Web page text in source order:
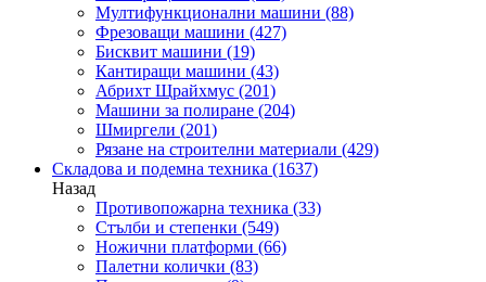
Мултифункционални машини (88)
Фрезоващи машини (427)
Бисквит машини (19)
Кантиращи машини (43)
Абрихт Щрайхмус (201)
Машини за полиране (204)
Шмиргели (201)
Рязане на строителни материали (429)
Складова и подемна техника (1637)
Назад
Противопожарна техника (33)
Стълби и степенки (549)
Ножични платформи (66)
Палетни колички (83)